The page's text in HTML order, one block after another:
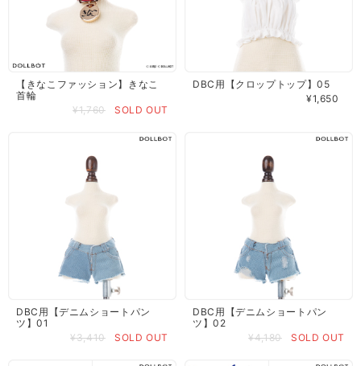
【きなこファッション】きなこ
首輪
¥1,760
SOLD OUT
DBC用【クロップトップ】05
¥1,650
DBC用【デニムショートパン
ツ】01
¥3,410
SOLD OUT
DBC用【デニムショートパン
ツ】02
¥4,180
SOLD OUT